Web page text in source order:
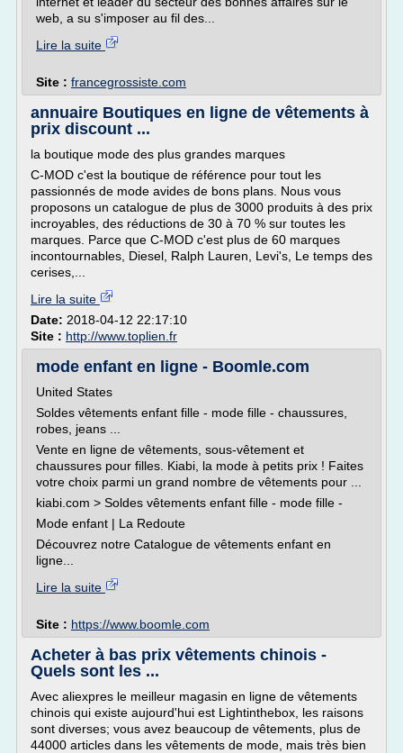
web, a su s'imposer au fil des...
Lire la suite
Site : francegrossiste.com
annuaire Boutiques en ligne de vêtements à
prix discount ...
la boutique mode des plus grandes marques
C-MOD c'est la boutique de référence pour tout les
passionnés de mode avides de bons plans. Nous vous
proposons un catalogue de plus de 3000 produits à des prix
incroyables, des réductions de 30 à 70 % sur toutes les
marques. Parce que C-MOD c'est plus de 60 marques
incontournables, Diesel, Ralph Lauren, Levi's, Le temps des
cerises,...
Lire la suite
Date: 2018-04-12 22:17:10
Site : http://www.toplien.fr
mode enfant en ligne - Boomle.com
United States
Soldes vêtements enfant fille - mode fille - chaussures,
robes, jeans ...
Vente en ligne de vêtements, sous-vêtement et
chaussures pour filles. Kiabi, la mode à petits prix ! Faites
votre choix parmi un grand nombre de vêtements pour ...
kiabi.com > Soldes vêtements enfant fille - mode fille -
Mode enfant | La Redoute
Découvrez notre Catalogue de vêtements enfant en
ligne...
Lire la suite
Site : https://www.boomle.com
Acheter à bas prix vêtements chinois -
Quels sont les ...
Avec aliexpres le meilleur magasin en ligne de vêtements
chinois qui existe aujourd'hui est Lightinthebox, les raisons
sont diverses; vous avez beaucoup de vêtements, plus de
44000 articles dans les vêtements de mode, mais très bien